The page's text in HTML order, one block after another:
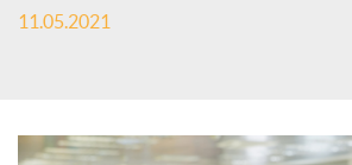
a
X
11.05.2021